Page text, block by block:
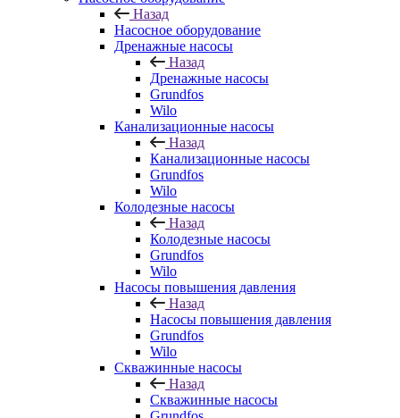
Назад
Насосное оборудование
Дренажные насосы
Назад
Дренажные насосы
Grundfos
Wilo
Канализационные насосы
Назад
Канализационные насосы
Grundfos
Wilo
Колодезные насосы
Назад
Колодезные насосы
Grundfos
Wilo
Насосы повышения давления
Назад
Насосы повышения давления
Grundfos
Wilo
Скважинные насосы
Назад
Скважинные насосы